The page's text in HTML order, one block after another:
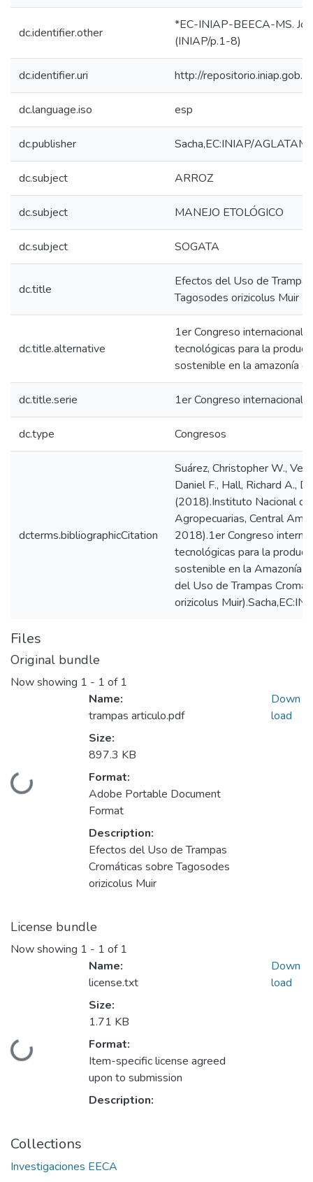
dc.identifier.other
*EC-INIAP-BEECA-MS.
(INIAP/p.1-8)
dc.identifier.uri http://
dc.language.iso esp
dc.publisher Sacha,EC:INIAP/
dc.subject ARROZ
dc.subject MANEJO ETOLÓGICO
dc.subject SOGATA
dc.title
Efectos del Uso de
Tagosodes orizicolus Muir
dc.title.alternative
1er Congreso internacional
tecnológicas para la
sostenible en la amazonía
dc.title.serie 1er Congreso internacional
dc.type Congresos
dcterms.bibliographicCitation
Suárez, Christopher W.,
Daniel F., Hall, Richard A.,
(2018).Instituto Nacional
Agropecuarias, Central
2018).1er Congreso
tecnológicas para la
sostenible en la Amazonía
del Uso de Trampas
orizicolus
Files
Original bundle
Now showing 1 - 1 of 1
Loading...
Name:
trampas articulo.pdf
Size:
897.3 KB
Format:
Adobe Portable Document
Format
Description:
Efectos del Uso de Trampas
Cromáticas sobre Tagosodes
orizicolus Muir
Down
load
License bundle
Now showing 1 - 1 of 1
Loading...
Name:
license.txt
Size:
1.71 KB
Format:
Item-specific license agreed
upon to submission
Description:
Down
load
Collections
Investigaciones EECA